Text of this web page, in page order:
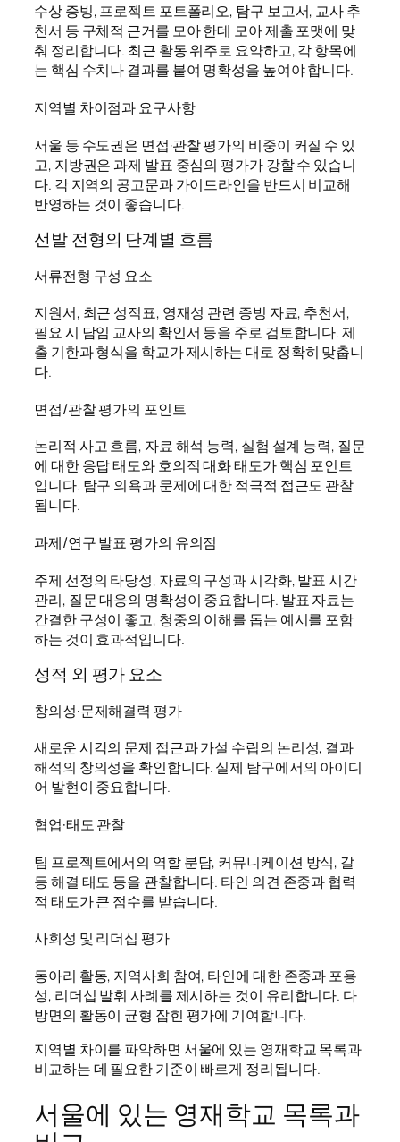
수상 증빙, 프로젝트 포트폴리오, 탐구 보고서, 교사 추
천서 등 구체적 근거를 모아 한데 모아 제출 포맷에 맞
춰 정리합니다. 최근 활동 위주로 요약하고, 각 항목에
는 핵심 수치나 결과를 붙여 명확성을 높여야 합니다.
지역별 차이점과 요구사항
서울 등 수도권은 면접·관찰 평가의 비중이 커질 수 있
고, 지방권은 과제 발표 중심의 평가가 강할 수 있습니
다. 각 지역의 공고문과 가이드라인을 반드시 비교해
반영하는 것이 좋습니다.
선발 전형의 단계별 흐름
서류전형 구성 요소
지원서, 최근 성적표, 영재성 관련 증빙 자료, 추천서,
필요 시 담임 교사의 확인서 등을 주로 검토합니다. 제
출 기한과 형식을 학교가 제시하는 대로 정확히 맞춥니
다.
면접/관찰 평가의 포인트
논리적 사고 흐름, 자료 해석 능력, 실험 설계 능력, 질문
에 대한 응답 태도와 호의적 대화 태도가 핵심 포인트
입니다. 탐구 의욕과 문제에 대한 적극적 접근도 관찰
됩니다.
과제/연구 발표 평가의 유의점
주제 선정의 타당성, 자료의 구성과 시각화, 발표 시간
관리, 질문 대응의 명확성이 중요합니다. 발표 자료는
간결한 구성이 좋고, 청중의 이해를 돕는 예시를 포함
하는 것이 효과적입니다.
성적 외 평가 요소
창의성·문제해결력 평가
새로운 시각의 문제 접근과 가설 수립의 논리성, 결과
해석의 창의성을 확인합니다. 실제 탐구에서의 아이디
어 발현이 중요합니다.
협업·태도 관찰
팀 프로젝트에서의 역할 분담, 커뮤니케이션 방식, 갈
등 해결 태도 등을 관찰합니다. 타인 의견 존중과 협력
적 태도가 큰 점수를 받습니다.
사회성 및 리더십 평가
동아리 활동, 지역사회 참여, 타인에 대한 존중과 포용
성, 리더십 발휘 사례를 제시하는 것이 유리합니다. 다
방면의 활동이 균형 잡힌 평가에 기여합니다.
지역별 차이를 파악하면 서울에 있는 영재학교 목록과
비교하는 데 필요한 기준이 빠르게 정리됩니다.
서울에 있는 영재학교 목록과